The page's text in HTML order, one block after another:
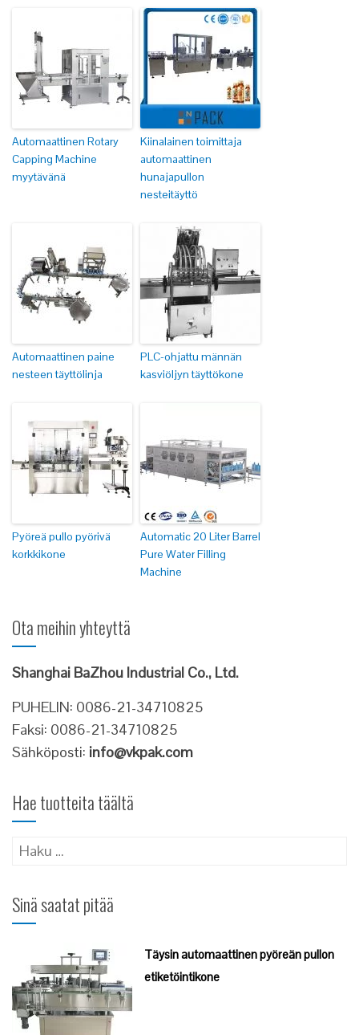
Automaattinen Rotary
Capping Machine
myytävänä
Kiinalainen toimittaja
automaattinen
hunajapullon
nesteitäyttö
Automaattinen paine
nesteen täyttölinja
PLC-ohjattu männän
kasviöljyn täyttökone
Pyöreä pullo pyörivä
korkkikone
Automatic 20 Liter Barrel
Pure Water Filling
Machine
Ota meihin yhteyttä
Shanghai BaZhou Industrial Co., Ltd.
PUHELIN: 0086-21-34710825
Faksi: 0086-21-34710825
Sähköposti: info@vkpak.com
Hae tuotteita täältä
Haku:
Sinä saatat pitää
Täysin automaattinen pyöreän pullon
etiketöintikone